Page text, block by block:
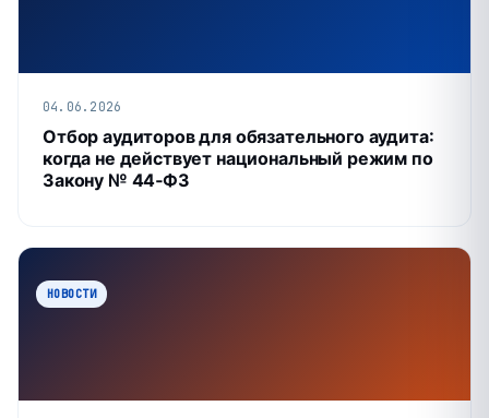
04.06.2026
Отбор аудиторов для обязательного аудита:
когда не действует национальный режим по
Закону № 44‑ФЗ
НОВОСТИ